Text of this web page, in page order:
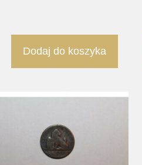
Dodaj do koszyka